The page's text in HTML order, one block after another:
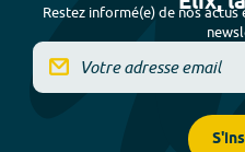
Restez informé(e) de nos